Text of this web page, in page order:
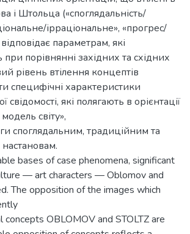
і Штольца («споглядальність/
ірраціональне», «прогрес/
параметрам, які
порівнянні західних та східних
рівень втілення концептів
специфічні характеристики
свідомості, які полягають в орієнтації
світу»,
споглядальним, традиційним та
bases of case phenomena, significant
— art characters — Oblomov and
The opposition of the images which
concepts OBLOMOV and STOLTZ are